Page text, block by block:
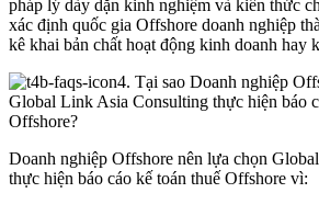
pháp lý dày dặn kinh nghiệm và kiến thức
xác định quốc gia Offshore doanh nghiệp
kê khai bản chất hoạt động kinh doanh hay
4. Tại sao Doanh nghiệp
Global Link Asia Consulting thực hiện báo
Offshore?
Doanh nghiệp Offshore nên lựa chọn
thực hiện báo cáo kế toán thuế Offshore vì: